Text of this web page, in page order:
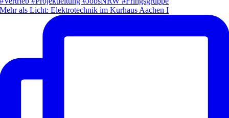
Mehr als Licht: Elektrotechnik im Kurhaus Aachen I